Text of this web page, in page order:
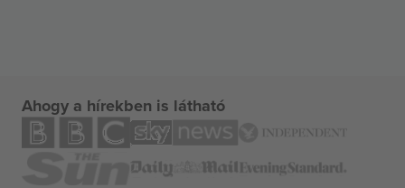
Ahogy a hírekben is látható